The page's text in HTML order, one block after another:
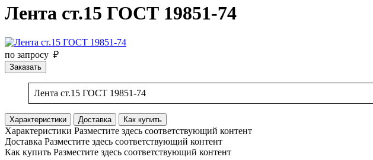
Лента ст.15 ГОСТ 19851-74
по запросу ₽
Заказать
Лента ст.15 ГОСТ 19851-74
Характеристики Доставка Как купить
Характеристики Разместите здесь соответствующий контент
Доставка Разместите здесь соответствующий контент
Как купить Разместите здесь соответствующий контент